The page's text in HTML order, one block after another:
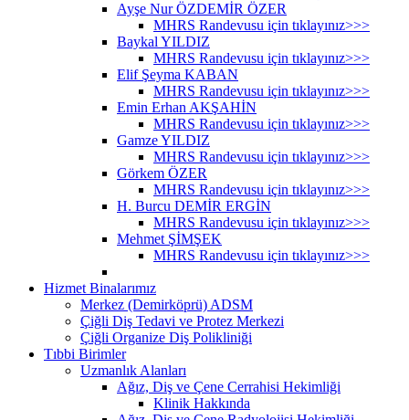
Ayşe Nur ÖZDEMİR ÖZER
MHRS Randevusu için tıklayınız>>>
Baykal YILDIZ
MHRS Randevusu için tıklayınız>>>
Elif Şeyma KABAN
MHRS Randevusu için tıklayınız>>>
Emin Erhan AKŞAHİN
MHRS Randevusu için tıklayınız>>>
Gamze YILDIZ
MHRS Randevusu için tıklayınız>>>
Görkem ÖZER
MHRS Randevusu için tıklayınız>>>
H. Burcu DEMİR ERGİN
MHRS Randevusu için tıklayınız>>>
Mehmet ŞİMŞEK
MHRS Randevusu için tıklayınız>>>
Hizmet Binalarımız
Merkez (Demirköprü) ADSM
Çiğli Diş Tedavi ve Protez Merkezi
Çiğli Organize Diş Polikliniği
Tıbbi Birimler
Uzmanlık Alanları
Ağız, Diş ve Çene Cerrahisi Hekimliği
Klinik Hakkında